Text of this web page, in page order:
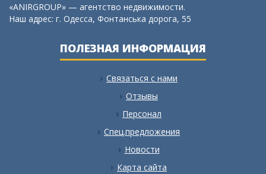
«ANIRGROUP» — агентство недвижимости.
Наш адрес: г. Одесса, Фонтанська дорога, 55
ПОЛЕЗНАЯ ИНФОРМАЦИЯ
Связаться с нами
Отзывы
Персонал
Спец.предложения
Новости
Карта сайта